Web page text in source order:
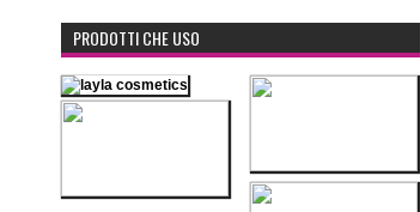
PRODOTTI CHE USO